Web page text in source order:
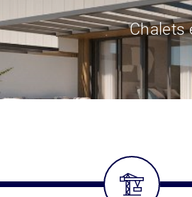
Chalets